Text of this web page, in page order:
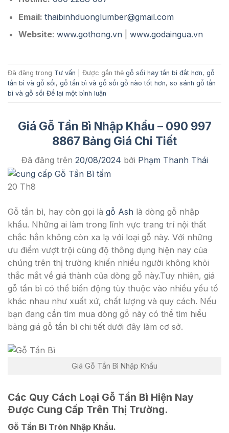
Email: thaibinhduonglumber@gmail.com
Website: www.gothong.vn www.godaingua.vn
Đã đăng trong Tư vấn Được gắn thẻ gỗ sồi hay tần bì đắt hơn, gỗ
tần bì và gỗ sồi, gỗ tần bì và gỗ sồi gỗ nào tốt hơn, so sánh gỗ tần
bì và gỗ sồi Để lại một bình luận
Giá Gỗ Tần Bì Nhập Khẩu – 090 997
8867 Bảng Giá Chi Tiết
Đã đăng trên 20/08/2024 bởi Phạm Thanh Thái
20 Th8
Gỗ tần bì, hay còn gọi là gỗ Ash là dòng gỗ nhập
khẩu. Những ai làm trong lĩnh vực trang trí nội thất
chắc hẳn không còn xa lạ với loại gỗ này. Với những
ưu điểm vượt trội cùng độ thông dụng hiện nay của
chúng trên thị trường khiến nhiều người không khỏi
thắc mắt về giá thành của dòng gỗ này.Tuy nhiên, giá
gỗ tần bì có thể biến động tùy thuộc vào nhiều yếu tố
khác nhau như xuất xứ, chất lượng và quy cách. Nếu
bạn đang cần tìm mua dòng gỗ này có thể tìm hiểu
bảng giá gỗ tần bì chi tiết dưới đây làm cơ sở.
Giá Gỗ Tần Bì Nhập Khẩu
Các Quy Cách Loại Gỗ Tần Bì Hiện Nay
Được Cung Cấp Trên Thị Trường.
Gỗ Tần Bì Tròn Nhập Khẩu.